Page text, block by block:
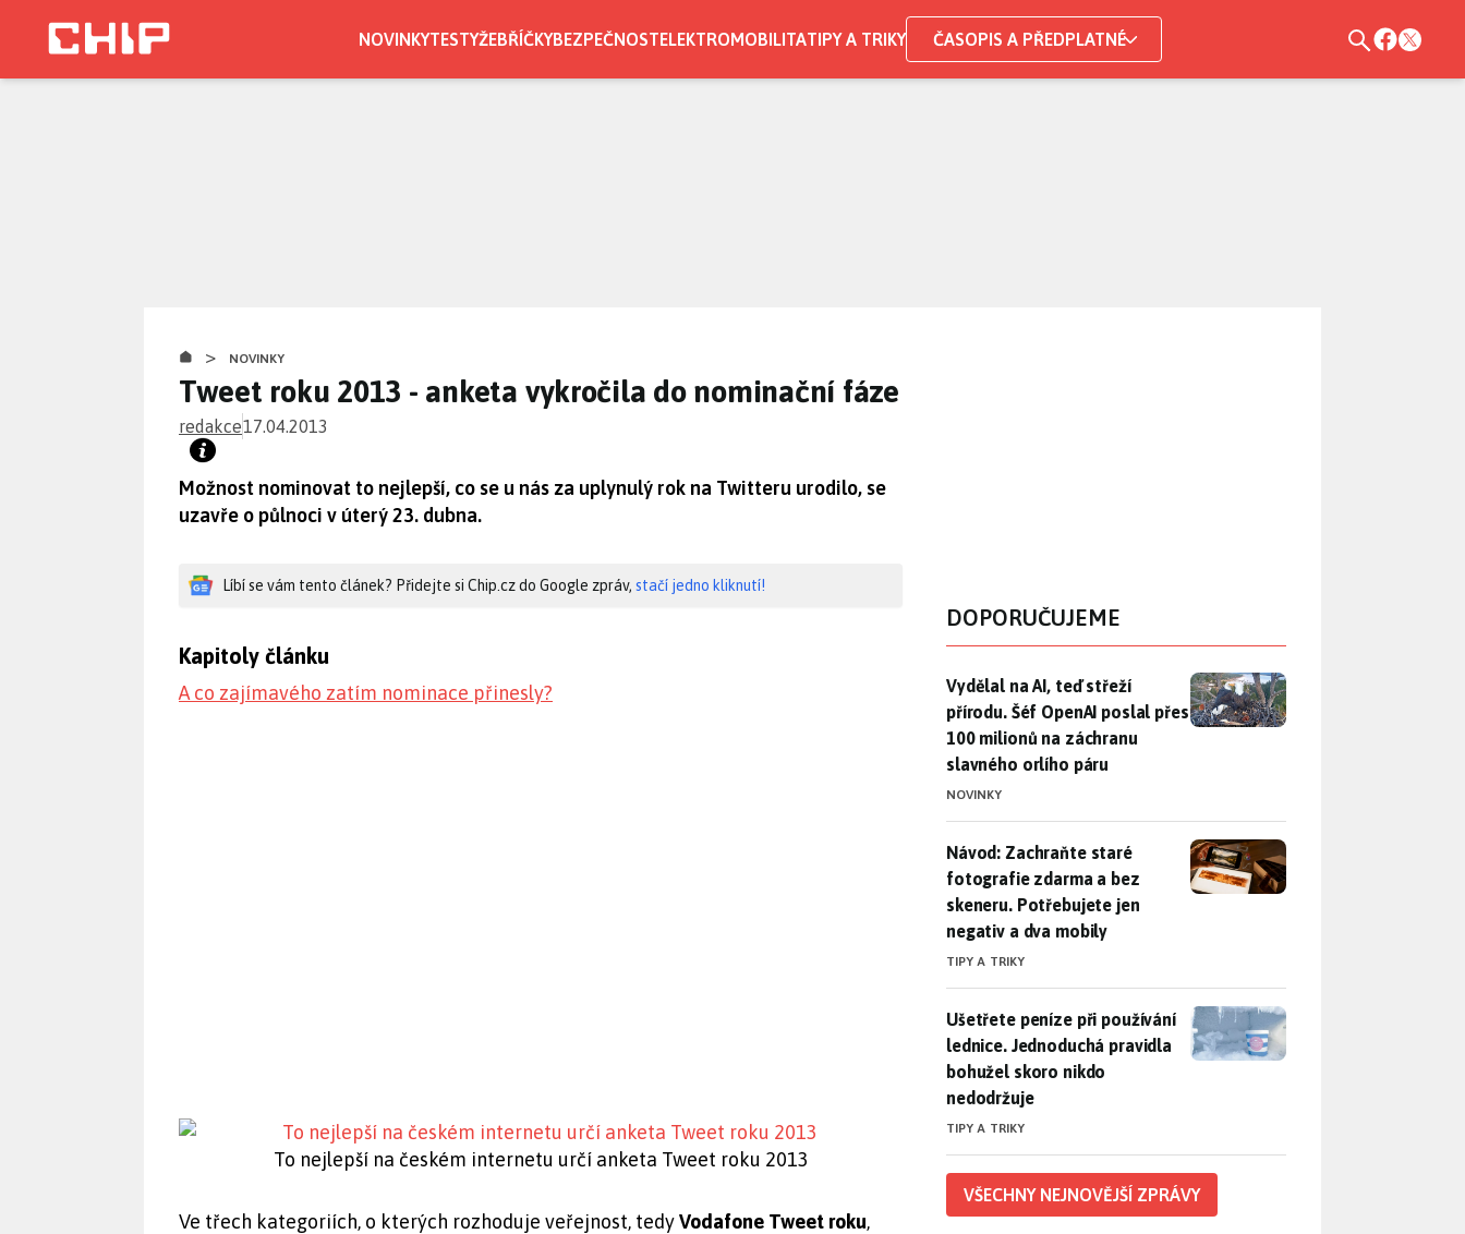
NOVINKYTESTYŽEBŘÍČKYBEZPEČNOSTELEKTROMOBILITATIPY A TRIKY ČASOPIS A PŘEDPLATNÉ
> NOVINKY
Tweet roku 2013 - anketa vykročila do nominační fáze
redakce17.04.2013
Možnost nominovat to nejlepší, co se u nás za uplynulý rok na Twitteru urodilo, se
uzavře o půlnoci v úterý 23. dubna.
Líbí se vám tento článek? Přidejte si Chip.cz do Google zpráv, stačí jedno kliknutí!
Kapitoly článku
A co zajímavého zatím nominace přinesly?
To nejlepší na českém internetu určí anketa Tweet roku 2013
Ve třech kategoriích, o kterých rozhoduje veřejnost, tedyVodafone Tweet roku,
DOPORUČUJEME
Vydělal na AI, teď střeží přírodu. Šéf OpenAI poslal přes 100
Vydělal na AI, teď střeží
přírodu. Šéf OpenAI poslal přes
100 milionů na záchranu
slavného orlího páru
NOVINKY
Návod: Zachraňte staré fotografie zdarma a bez skeneru.
Návod: Zachraňte staré
fotografie zdarma a bez
skeneru. Potřebujete jen
negativ a dva mobily
TIPY A TRIKY
Ušetřete peníze při používání lednice. Jednoduchá pravidla
Ušetřete peníze při používání
lednice. Jednoduchá pravidla
bohužel skoro nikdo
nedodržuje
TIPY A TRIKY
VŠECHNY NEJNOVĚJŠÍ ZPRÁVY